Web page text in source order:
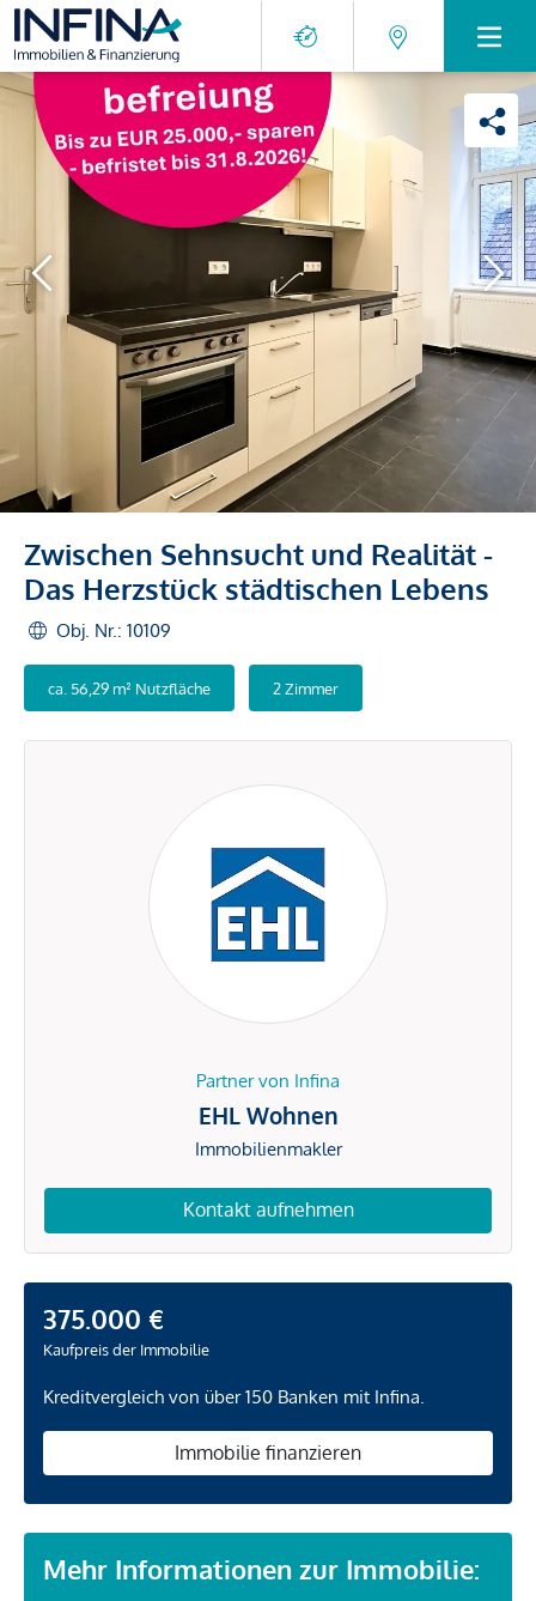
Zwischen Sehnsucht und Realität -
Das Herzstück städtischen Lebens
Obj. Nr.: 10109
ca. 56,29 m² Nutzfläche 2 Zimmer
Partner von Infina
EHL Wohnen
Immobilienmakler
Kontakt aufnehmen
375.000 €
Kaufpreis der Immobilie
Kreditvergleich von über 150 Banken mit Infina.
Immobilie finanzieren
Mehr Informationen zur Immobilie: